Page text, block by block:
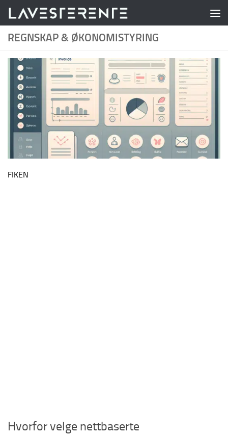
Skip to content
REGNSKAP & ØKONOMISTYRING
FIKEN
Hvorfor velge nettbaserte